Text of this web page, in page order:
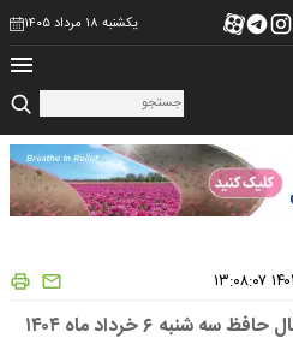
یکشنبه ۱۸ مرداد ۱۴۰۵
۶ خرداد ماه ۱۴۰۴